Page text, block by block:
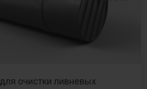
очистки ливневых